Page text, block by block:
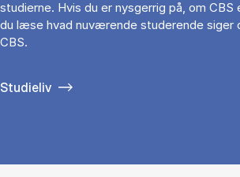
studierne. Hvis du er nysgerrig på, om
du læse hvad nuværende studerende siger
CBS.
Studieliv